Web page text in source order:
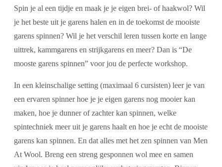
Spin je al een tijdje en maak je je eigen brei- of haakwol? Wil
je het beste uit je garens halen en in de toekomst de mooiste
garens spinnen? Wil je het verschil leren tussen korte en lange
uittrek, kammgarens en strijkgarens en meer? Dan is “De
mooste garens spinnen” voor jou de perfecte workshop.
In een kleinschalige setting (maximaal 6 cursisten) leer je van
een ervaren spinner hoe je je eigen garens nog mooier kan
maken, hoe je dunner of zachter kan spinnen, welke
spintechniek meer uit je garens haalt en hoe je echt de mooiste
garens kan spinnen. En dat alles met het zen spinnen van Men
At Wool. Breng een streng gesponnen wol mee en samen